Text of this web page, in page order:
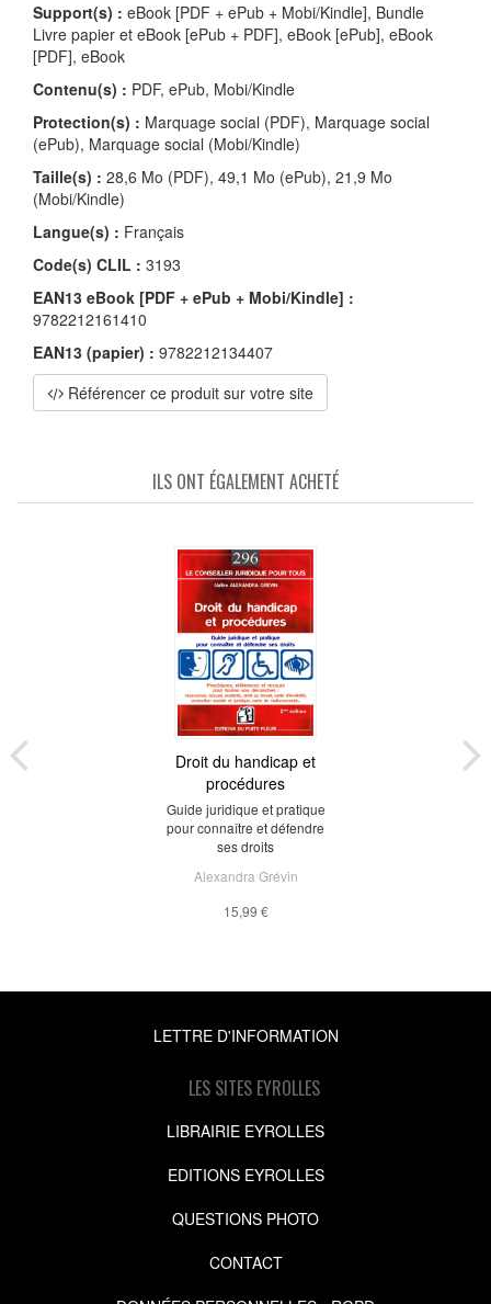
Support(s) : eBook [PDF + ePub + Mobi/Kindle], Bundle
Livre papier et eBook [ePub + PDF], eBook [ePub], eBook
[PDF], eBook
Contenu(s) : PDF, ePub, Mobi/Kindle
Protection(s) : Marquage social (PDF), Marquage social
(ePub), Marquage social (Mobi/Kindle)
Taille(s) : 28,6 Mo (PDF), 49,1 Mo (ePub), 21,9 Mo
(Mobi/Kindle)
Langue(s) : Français
Code(s) CLIL : 3193
EAN13 eBook [PDF + ePub + Mobi/Kindle] :
9782212161410
EAN13 (papier) : 9782212134407
Référencer ce produit sur votre site
ILS ONT ÉGALEMENT ACHETÉ
Droit du handicap et
procédures
Guide juridique et pratique
pour connaître et défendre
ses droits
Alexandra Grévin
15,99 €
LETTRE D'INFORMATION
LES SITES EYROLLES
LIBRAIRIE EYROLLES
EDITIONS EYROLLES
QUESTIONS PHOTO
CONTACT